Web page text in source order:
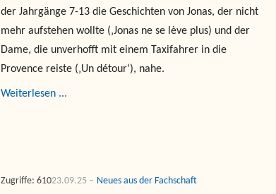
der Jahrgänge 7-13 die Geschichten von Jonas, der nicht
mehr aufstehen wollte (‚Jonas ne se lève plus) und der
Dame, die unverhofft mit einem Taxifahrer in die
Provence reiste (‚Un détour‘), nahe.
Weiterlesen ...
Neues aus der Fachschaft
23.09.25
Zugriffe: 610